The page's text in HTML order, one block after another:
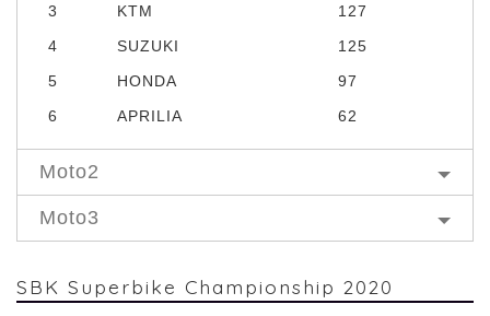
3
KTM
127
4
SUZUKI
125
5
HONDA
97
6
APRILIA 62
Moto2
Moto3
SBK Superbike Championship 2020